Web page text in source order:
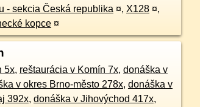
- sekcia Česká republika ¤, X128 ¤,
kopce ¤
5x, reštaurácia v Komín 7x, donáška v
v okres Brno-město 278x, donáška v
392x, donáška v Jihovýchod 417x,